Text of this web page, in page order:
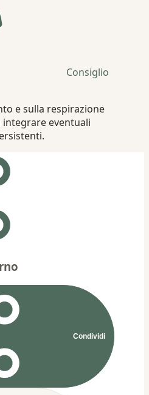
Consiglio
e sulla respirazione
integrare eventuali
Condividi